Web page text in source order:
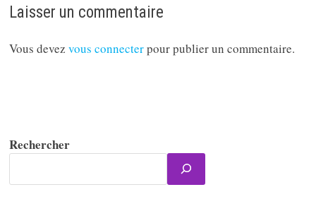
Laisser un commentaire
Vous devezvous connecterpour publier un commentaire.
Rechercher